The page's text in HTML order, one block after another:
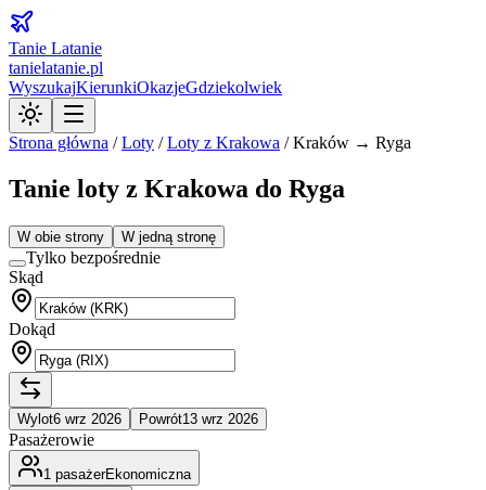
Tanie Latanie
tanielatanie.pl
WyszukajKierunkiOkazjeGdziekolwiek
Strona główna /Loty /Loty z Krakowa /Kraków → Ryga
Tanie loty z Krakowa do Ryga
W obie strony W jedną stronę
Tylko bezpośrednie
Skąd
Dokąd
Wylot6 wrz 2026 Powrót13 wrz 2026
Pasażerowie
1 pasażerEkonomiczna